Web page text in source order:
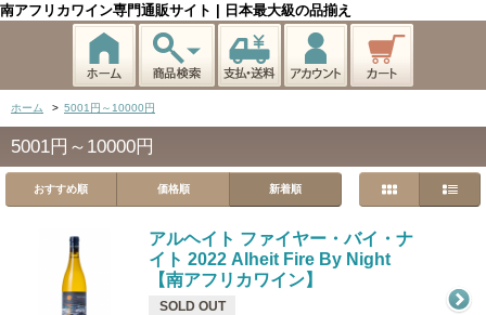
南アフリカワイン専門通販サイト | 日本最大級の品揃え
ホーム > 5001円～10000円
5001円～10000円
おすすめ順 価格順 新着順
アルヘイト ファイヤー・バイ・ナ
イト 2022 Alheit Fire By Night
【南アフリカワイン】
SOLD OUT